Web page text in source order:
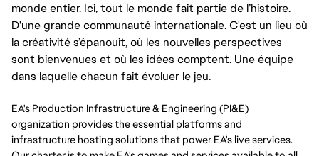
monde entier. Ici, tout le monde fait partie de l’histoire.
D'une grande communauté internationale. C'est un lieu où
la créativité s’épanouit, où les nouvelles perspectives
sont bienvenues et où les idées comptent. Une équipe
dans laquelle chacun fait évoluer le jeu.
EA's Production Infrastructure & Engineering (PI&E)
organization provides the essential platforms and
infrastructure hosting solutions that power EA's live services.